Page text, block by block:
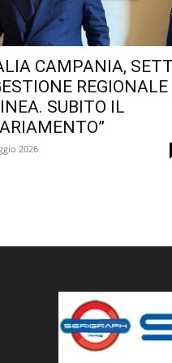
CAMPANIA,
REGIONALE
SUBITO IL
2026